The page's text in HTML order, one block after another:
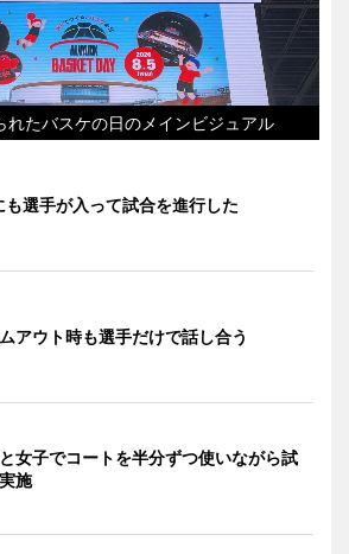
れたバスケの日のメインビジュアル
も選手が入って試合を進行した
アウト時も選手だけで話し合う
女子でコートを半分ずつ使いながら試
施